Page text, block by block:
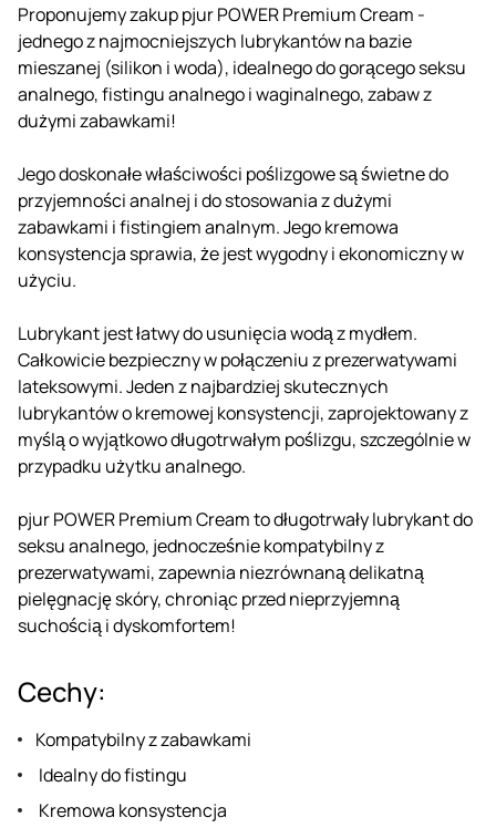
Proponujemy zakup pjur POWER Premium Cream -
jednego z najmocniejszych lubrykantów na bazie
mieszanej (silikon i woda), idealnego do gorącego seksu
analnego, fistingu analnego i waginalnego, zabaw z
dużymi zabawkami!
Jego doskonałe właściwości poślizgowe są świetne do
przyjemności analnej i do stosowania z dużymi
zabawkami i fistingiem analnym. Jego kremowa
konsystencja sprawia, że jest wygodny i ekonomiczny w
użyciu.
Lubrykant jest łatwy do usunięcia wodą z mydłem.
Całkowicie bezpieczny w połączeniu z prezerwatywami
lateksowymi. Jeden z najbardziej skutecznych
lubrykantów o kremowej konsystencji, zaprojektowany z
myślą o wyjątkowo długotrwałym poślizgu, szczególnie w
przypadku użytku analnego.
pjur POWER Premium Cream to długotrwały lubrykant do
seksu analnego, jednocześnie kompatybilny z
prezerwatywami, zapewnia niezrównaną delikatną
pielęgnację skóry, chroniąc przed nieprzyjemną
suchością i dyskomfortem!
Cechy:
Kompatybilny z zabawkami
Idealny do fistingu
Kremowa konsystencja